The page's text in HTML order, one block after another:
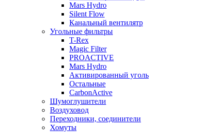
Mars Hydro
Silent Flow
Канальный вентилятр
Угольные фильтры
T-Rex
Magic Filter
PROACTIVE
Mars Hydro
Активированный уголь
Остальные
CarbonActive
Шумоглушители
Воздуховод
Переходники, соединители
Хомуты